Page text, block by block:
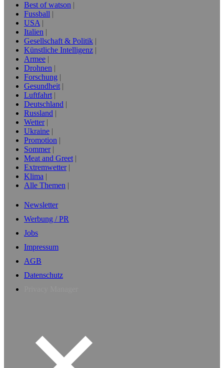
Best of watson
Fussball
USA
Italien
Gesellschaft & Politik
Künstliche Intelligenz
Armee
Drohnen
Forschung
Gesundheit
Luftfahrt
Deutschland
Russland
Wetter
Ukraine
Promotion
Sommer
Meat and Greet
Extremwetter
Klima
Alle Themen
Newsletter
Werbung / PR
Jobs
Impressum
AGB
Datenschutz